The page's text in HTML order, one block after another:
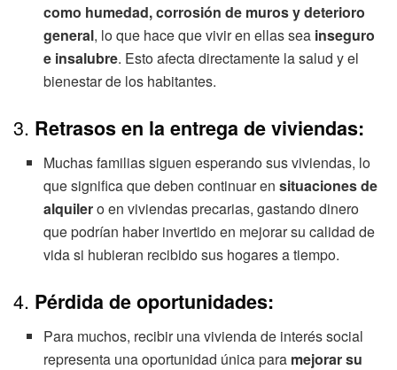
como humedad, corrosión de muros y deterioro
general, lo que hace que vivir en ellas sea inseguro
e insalubre. Esto afecta directamente la salud y el
bienestar de los habitantes.
3. Retrasos en la entrega de viviendas:
Muchas familias siguen esperando sus viviendas, lo
que significa que deben continuar ensituaciones de
alquilero en viviendas precarias, gastando dinero
que podrían haber invertido en mejorar su calidad de
vida si hubieran recibido sus hogares a tiempo.
4. Pérdida de oportunidades:
Para muchos, recibir una vivienda de interés social
representa una oportunidad única para mejorar su